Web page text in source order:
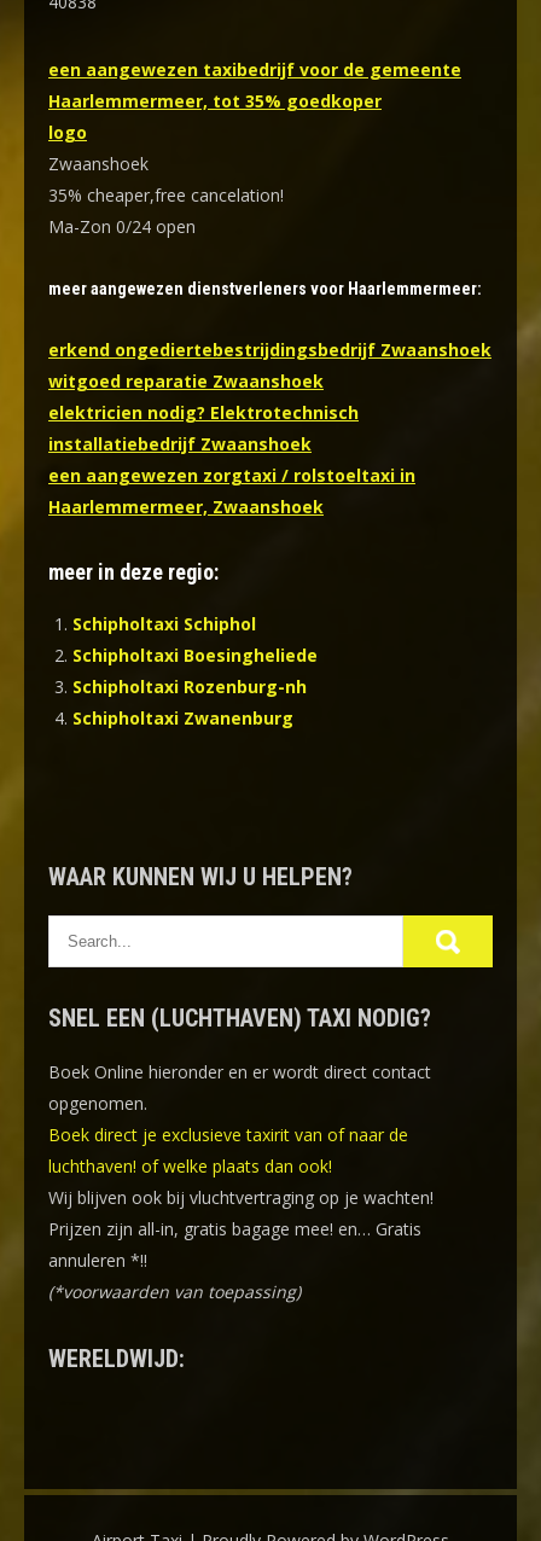
een aangewezen taxibedrijf voor de gemeente
Haarlemmermeer, tot 35% goedkoper
logo
Zwaanshoek
35% cheaper,free cancelation!
Ma-Zon 0/24 open
meer aangewezen dienstverleners voor Haarlemmermeer:
erkend ongediertebestrijdingsbedrijf Zwaanshoek
witgoed reparatie Zwaanshoek
elektricien nodig? Elektrotechnisch
installatiebedrijf Zwaanshoek
een aangewezen zorgtaxi / rolstoeltaxi in
Haarlemmermeer, Zwaanshoek
meer in deze regio:
Schipholtaxi Schiphol
Schipholtaxi Boesingheliede
Schipholtaxi Rozenburg-nh
Schipholtaxi Zwanenburg
WAAR KUNNEN WIJ U HELPEN?
SNEL EEN (LUCHTHAVEN) TAXI NODIG?
Boek Online hieronder en er wordt direct contact
opgenomen.
Boek direct je exclusieve taxirit van of naar de
luchthaven! of welke plaats dan ook!
Wij blijven ook bij vluchtvertraging op je wachten!
Prijzen zijn all-in, gratis bagage mee! en… Gratis
annuleren *!!
(*voorwaarden van toepassing)
WERELDWIJD: